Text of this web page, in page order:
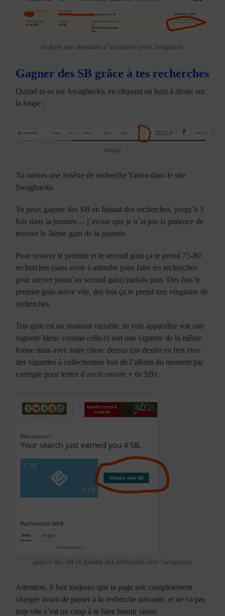
où faire une demande d’assistance pour Swagbucks
Gagner des SB grâce à tes recherches
Quand tu es sur Swagbucks, en cliquant en haut à droite sur
la loupe :
image
Tu ouvres une fenêtre de recherche Yahoo dans le site
Swagbucks.
Tu peux gagner des SB en faisant des recherches, jusqu’à 3
fois dans la journée… j’avoue que je n’ai pas la patience de
trouver le 3ième gain de la journée.
Pour trouver le premier et le second gain ça te prend 75-80
recherches (sans avoir à attendre pour faire tes recherches
pour arriver jusqu’au second gain) parfois plus. Des fois le
premier gain arrive vite, des fois ça te prend une vingtaine de
recherches.
Ton gain est un montant variable, tu vois apparaître soit une
vignette bleue comme celle-ci soit une vignette de la même
forme mais avec autre chose dessus (un dessin en lien avec
des vignettes à collectionner lors de l’album du moment par
exemple pour tenter d’avoir encore + de SB) :
gagner des SB en faisant des recherches avec Swagbucks
Attention, il faut toujours que ta page soit complètement
chargée avant de passer à la recherche suivante, et ne va pas
trop vite c’est un coup à te faire bannir sinon.